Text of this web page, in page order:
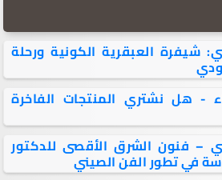
شيفرة العبقرية الكونية ورحلة
- هل نشتري المنتجات الفاخرة
– فنون الشرق الأقصى للدكتور